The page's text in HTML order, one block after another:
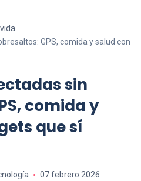
GPS, comida y salud con
sin
comida y
que sí
07 febrero 2026